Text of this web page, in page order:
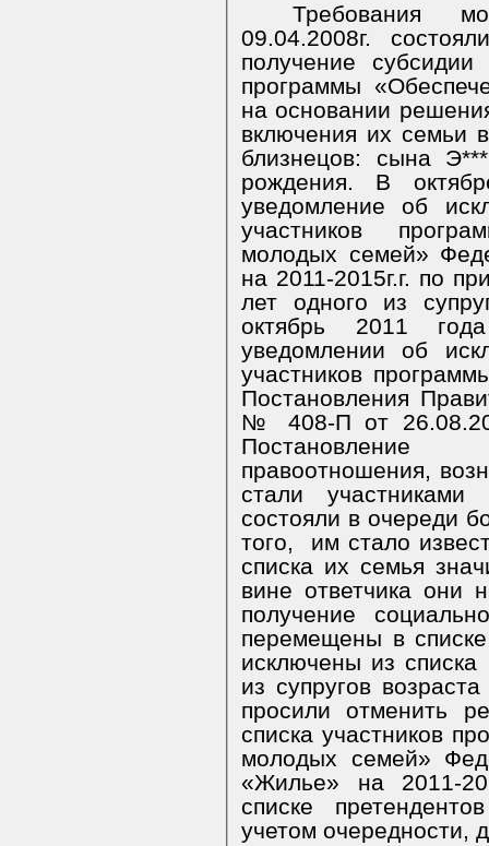
Требования
09.04.2008г.
получение
программы
на основании
включения их семьи
близнецов: сына
рождения. В
уведомление об
участников
молодых семей»
на 2011-2015г.г. по
лет одного из
октябрь 2011
уведомлении об
участников
Постановления
№ 408-П от
правоотношения,
стали
состояли в очереди
того,
им стало
списка их семья
вине ответчика они
получение
перемещены в
исключены из
из супругов
просили отменить
списка участников
молодых семей»
«Жилье» на 2011-
списке
учетом очередности,